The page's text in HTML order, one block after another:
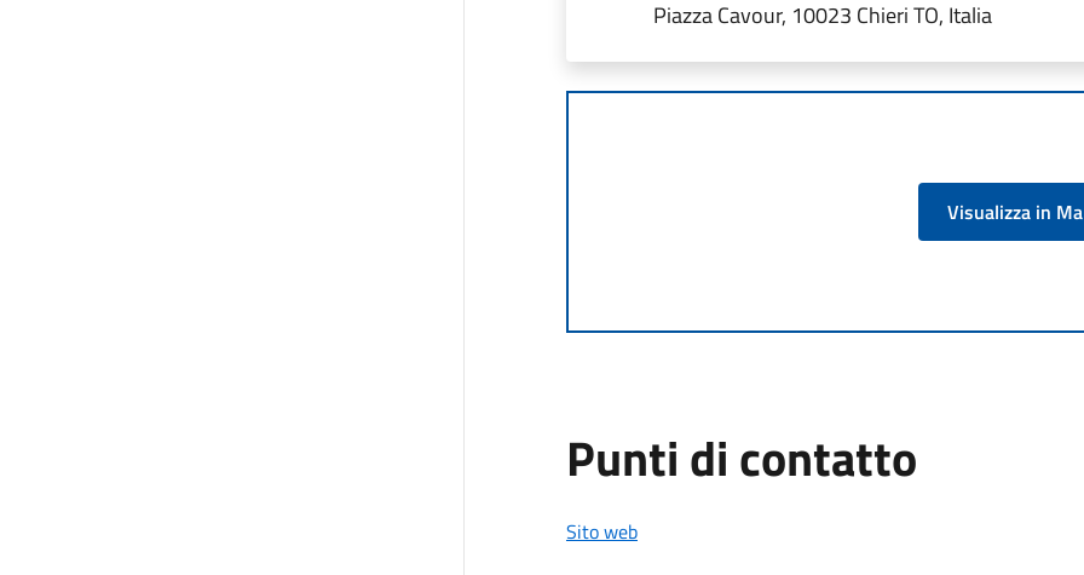
Piazza Cavour, 10023 Chieri TO, Italia
Visualizza in
Punti di contatto
Sito web